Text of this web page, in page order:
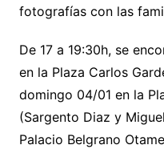
fotografías con las
De 17 a 19:30h, se
en la Plaza Carlos
domingo 04/01 en la
(Sargento Diaz y
Palacio Belgrano